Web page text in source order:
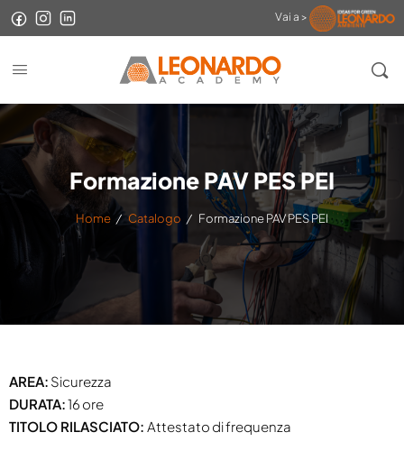
Vai a >
Formazione PAV PES PEI
Home / Catalogo / Formazione PAV PES PEI
AREA: Sicurezza
DURATA:16 ore
TITOLO RILASCIATO: Attestato di frequenza